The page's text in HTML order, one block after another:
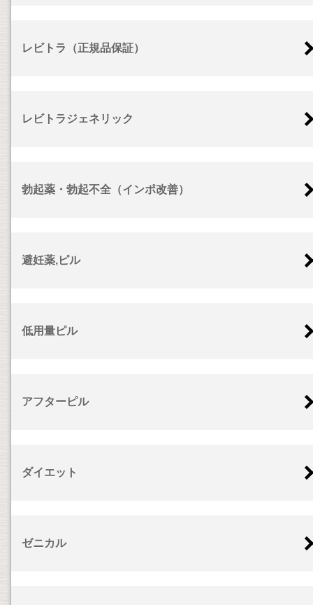
レビトラ（正規品保証）
レビトラジェネリック
勃起薬・勃起不全（インポ改善）
避妊薬,ピル
低用量ピル
アフターピル
ダイエット
ゼニカル